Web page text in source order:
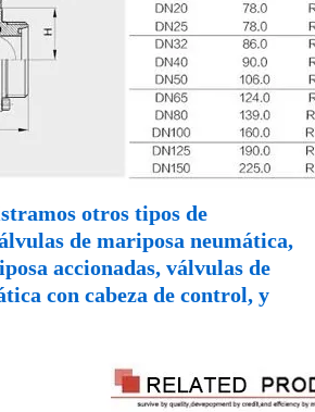
otros tipos de
de mariposa neumática,
accionadas, válvulas de
con cabeza de control, y